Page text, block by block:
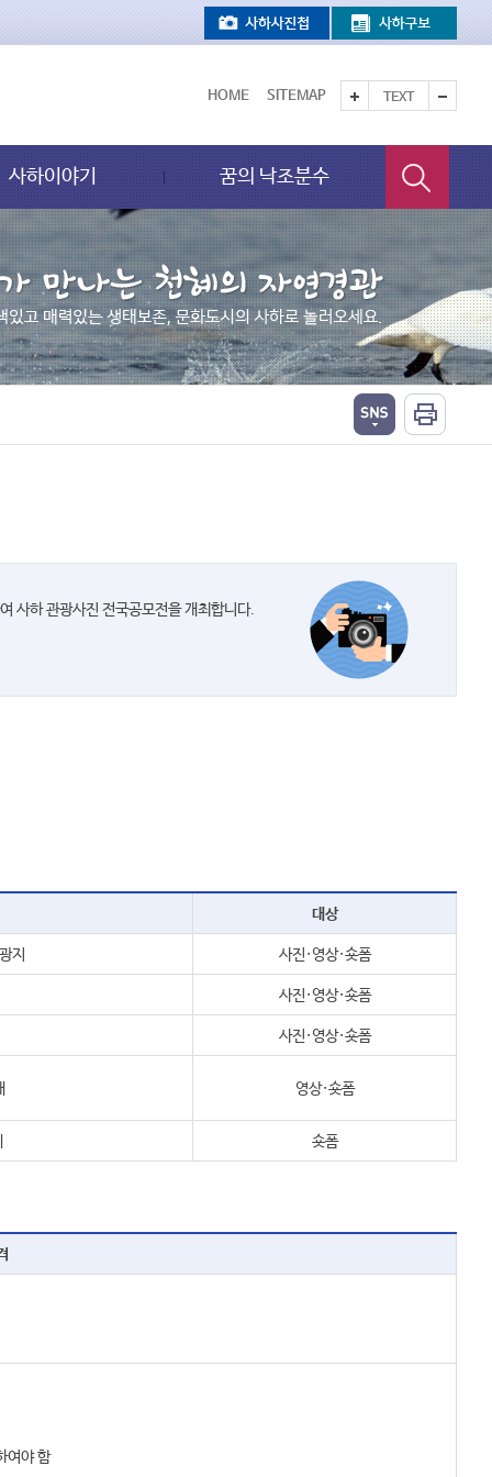
HOME SITEMAP TEXT
사하이야기 꿈의 낙조분수
사하 관광사진 전국공모전을 개최합니다.
대상
지 사진·영상·숏폼
사진·영상·숏폼
사진·영상·숏폼
영상·숏폼
숏폼
여야 함